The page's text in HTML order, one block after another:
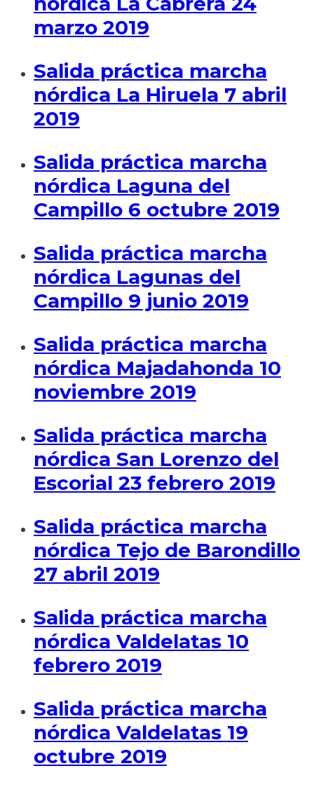
marzo 2019
Salida práctica marcha
nórdica La Hiruela 7 abril
2019
Salida práctica marcha
nórdica Laguna del
Campillo 6 octubre 2019
Salida práctica marcha
nórdica Lagunas del
Campillo 9 junio 2019
Salida práctica marcha
nórdica Majadahonda 10
noviembre 2019
Salida práctica marcha
nórdica San Lorenzo del
Escorial 23 febrero 2019
Salida práctica marcha
nórdica Tejo de Barondillo
27 abril 2019
Salida práctica marcha
nórdica Valdelatas 10
febrero 2019
Salida práctica marcha
nórdica Valdelatas 19
octubre 2019